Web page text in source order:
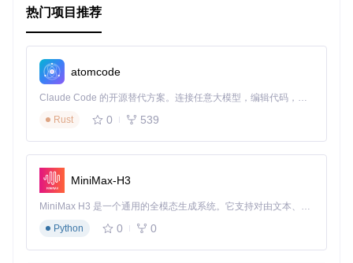
带来的便利吧！
dependencies {
    implementation
热门项目推荐
atomcode
Claude Code 的开源替代方案。连接任意大模型，编辑代码，运行命令，自动验证 — 全自动执行。用 Rust 构建，极致性能。 ｜ An open-source alternative to Claude Code. Connect any LLM, edit code, run commands, and verify changes — autonomously. Built in Rust for speed. Get Started
Rust
0 539
MiniMax-H3
MiniMax H3 是一个通用的全模态生成系统。它支持对由文本、图像、视频和音频组成的多模态上下文进行统一理解，并能生成分辨率高达 2K、时长可达 15 秒的带原生立体声音频的视频。得益于面向任务泛化的系统设计，H3 在预训练阶段就已具备广泛的多模态上下文理解与生成能力，能够出色地执行复杂的多模态指令。
Python
0 0